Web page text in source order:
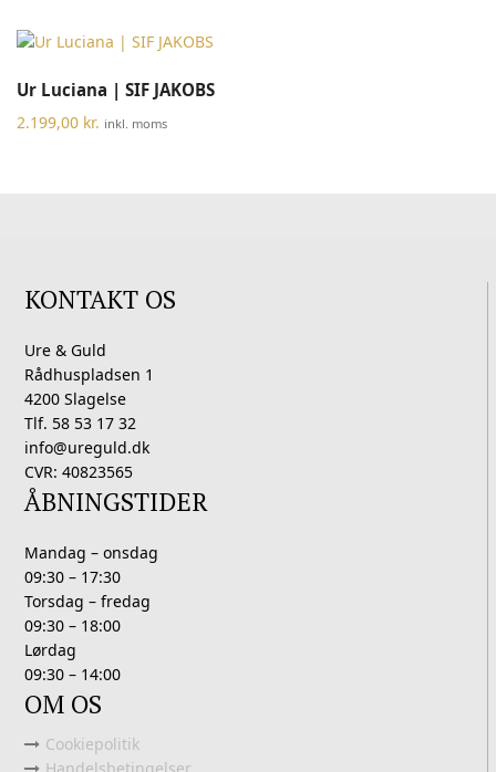
Ur Luciana | SIF JAKOBS
2.199,00 kr. inkl. moms
KONTAKT OS
Ure & Guld
Rådhuspladsen 1
4200 Slagelse
Tlf. 58 53 17 32
info@ureguld.dk
CVR: 40823565
ÅBNINGSTIDER
Mandag – onsdag
09:30 – 17:30
Torsdag – fredag
09:30 – 18:00
Lørdag
09:30 – 14:00
OM OS
Cookiepolitik